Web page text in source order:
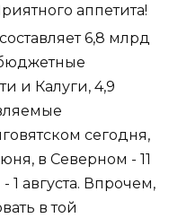
аппетита!
6,8 млрд
и Калуги, 4,9
сегодня,
в Северном - 11
августа. Впрочем,
в той